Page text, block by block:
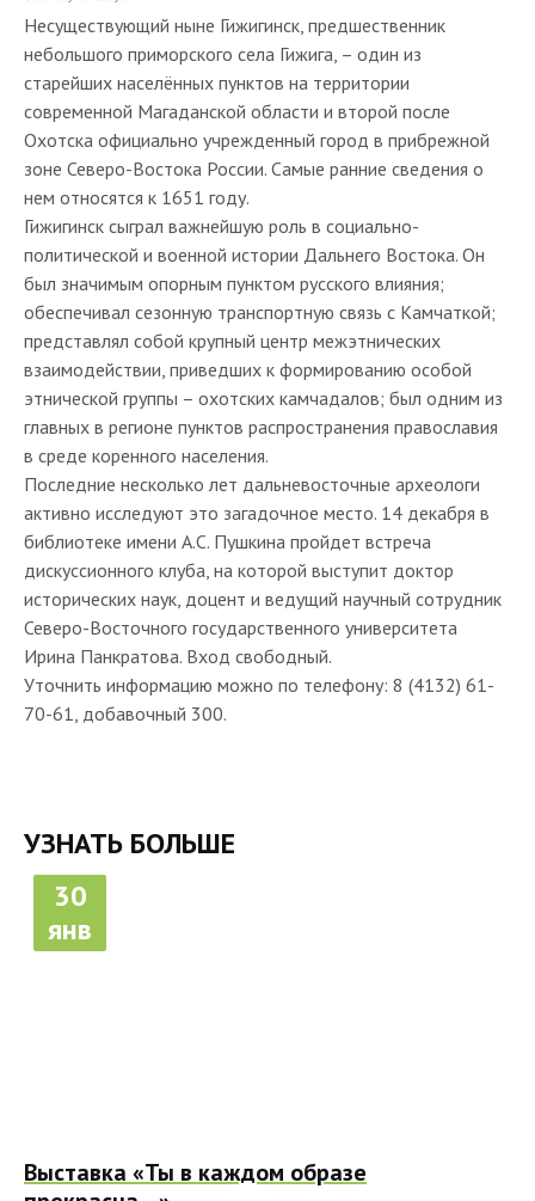
Несуществующий ныне Гижигинск, предшественник
небольшого приморского села Гижига, – один из
старейших населённых пунктов на территории
современной Магаданской области и второй после
Охотска официально учрежденный город в прибрежной
зоне Северо-Востока России. Самые ранние сведения о
нем относятся к 1651 году.
Гижигинск сыграл важнейшую роль в социально-
политической и военной истории Дальнего Востока. Он
был значимым опорным пунктом русского влияния;
обеспечивал сезонную транспортную связь с Камчаткой;
представлял собой крупный центр межэтнических
взаимодействии, приведших к формированию особой
этнической группы – охотских камчадалов; был одним из
главных в регионе пунктов распространения православия
в среде коренного наcеления.
Последние несколько лет дальневосточные археологи
активно исследуют это загадочное место. 14 декабря в
библиотеке имени А.С. Пушкина пройдет встреча
дискуссионного клуба, на которой выступит доктор
исторических наук, доцент и ведущий научный сотрудник
Северо-Восточного государственного университета
Ирина Панкратова. Вход свободный.
Уточнить информацию можно по телефону: 8 (4132) 61-
70-61, добавочный 300.
УЗНАТЬ БОЛЬШЕ
30
янв
Выставка «Ты в каждом образе